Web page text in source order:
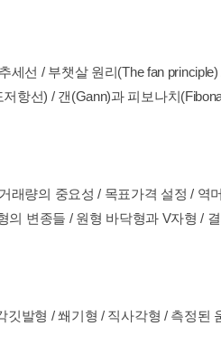
선 / 부챗살 원리(The fan principle)
항선) / 갠(Gann)과 피보나치
래량의 중요성 / 목표가격 설정 / 역
의 변종들 / 원형 바닥형과 V자형 /
발형 / 쐐기형 / 직사각형 / 측정된